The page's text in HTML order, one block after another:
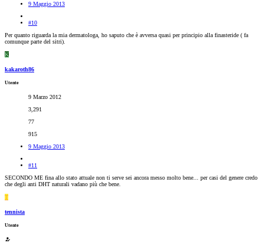
9 Maggio 2013
#10
Per quanto riguarda la mia dermatologa, ho saputo che è avversa quasi per principio alla finasteride ( fa
comunque parte del sitri).
K
kakaroth86
Utente
9 Marzo 2012
3,291
77
915
9 Maggio 2013
#11
SECONDO ME fina allo stato attuale non ti serve sei ancora messo molto bene... per casi del genere credo
che degli anti DHT naturali vadano più che bene.
T
tennista
Utente